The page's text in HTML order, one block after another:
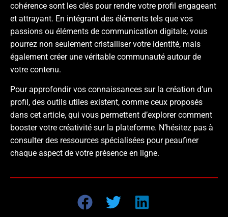
cohérence sont les clés pour rendre votre profil engageant
et attrayant. En intégrant des éléments tels que vos
passions ou éléments de communication digitale, vous
pourrez non seulement cristalliser votre identité, mais
également créer une véritable communauté autour de
votre contenu.
Pour approfondir vos connaissances sur la création d’un
profil, des outils utiles existent, comme ceux proposés
dans cet article, qui vous permettent d’explorer comment
booster votre créativité sur la plateforme. N’hésitez pas à
consulter des ressources spécialisées pour peaufiner
chaque aspect de votre présence en ligne.